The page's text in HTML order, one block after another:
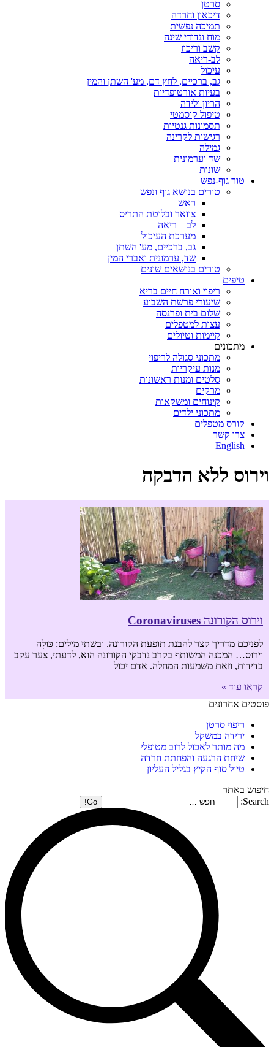
סרטן
דיכאון וחרדה
תמיכה נפשית
מוח ונדודי שינה
קשב וריכוז
לב-ריאה
עיכול
גב, ברכיים, לחץ דם, מע' השתן והמין
בעיות אורטופדיות
הריון ולידה
טיפול קוסמטי
תסמונות גנטיות
רגישות לקרינה
גמילה
שד וערמונית
שונות
טור גוף-נפש
טורים בנושא גוף ונפש
ראש
צוואר ובלוטת התריס
לב – ריאה
מערכת העיכול
גב, ברכיים, מע' השתן
שד, ערמונית ואברי המין
טורים בנושאים שונים
טיפים
ריפוי ואורח חיים בריא
שיעורי פרשת השבוע
שלום בית ופרנסה
עצות למטפלים
קיימות וטיולים
מתכונים
מתכוני סגולה לריפוי
מנות עיקריות
סלטים ומנות ראשונות
מרקים
קינוחים ומשקאות
מתכוני ילדים
קורס מטפלים
צרו קשר
English
וירוס ללא הדבקה
וירוס הקורונה Coronaviruses
לפניכם מדריך קצר להבנת תופעת הקורונה. ובשתי מילים: כּוּלָה
וירוס… המכנה המשותף בקרב נדבקי הקורונה הוא, לדעתי, צער עקב
בדידות, וזאת משמעות המחלה. אדם יכול
קראו עוד »
פוסטים אחרונים
ריפוי סרטן
ירידה במשקל
מה מותר לאכול לרוב מטופלי
שיחת הרגעה והפחתת חרדה
טיול סוף הקיץ בגליל העליון
חיפוש באתר
Search: